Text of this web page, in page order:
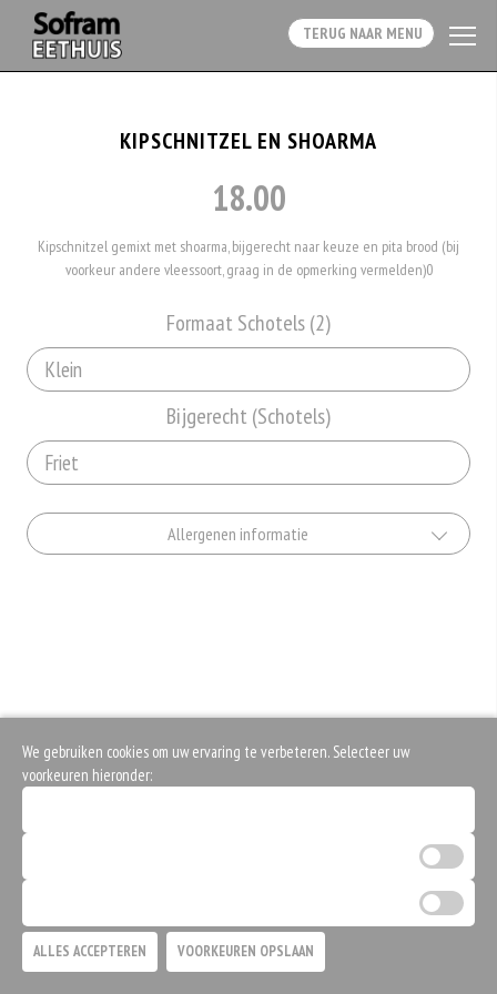
TERUG NAAR MENU
KIPSCHNITZEL EN SHOARMA
18.00
Kipschnitzel gemixt met shoarma, bijgerecht naar keuze en pita brood (bij
voorkeur andere vleessoort, graag in de opmerking vermelden)0
Formaat Schotels (2)
Bijgerecht (Schotels)
Allergenen informatie
We gebruiken cookies om uw ervaring te verbeteren. Selecteer uw
voorkeuren hieronder:
ALLES ACCEPTEREN VOORKEUREN OPSLAAN